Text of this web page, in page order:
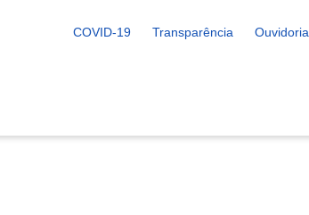
COVID-19 Transparência Ouvidoria